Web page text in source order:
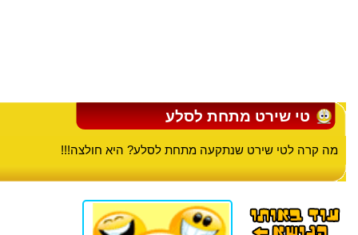
טי שירט מתחת לסלע
מה קרה לטי שירט שנתקעה מתחת לסלע? היא חולצה!!!